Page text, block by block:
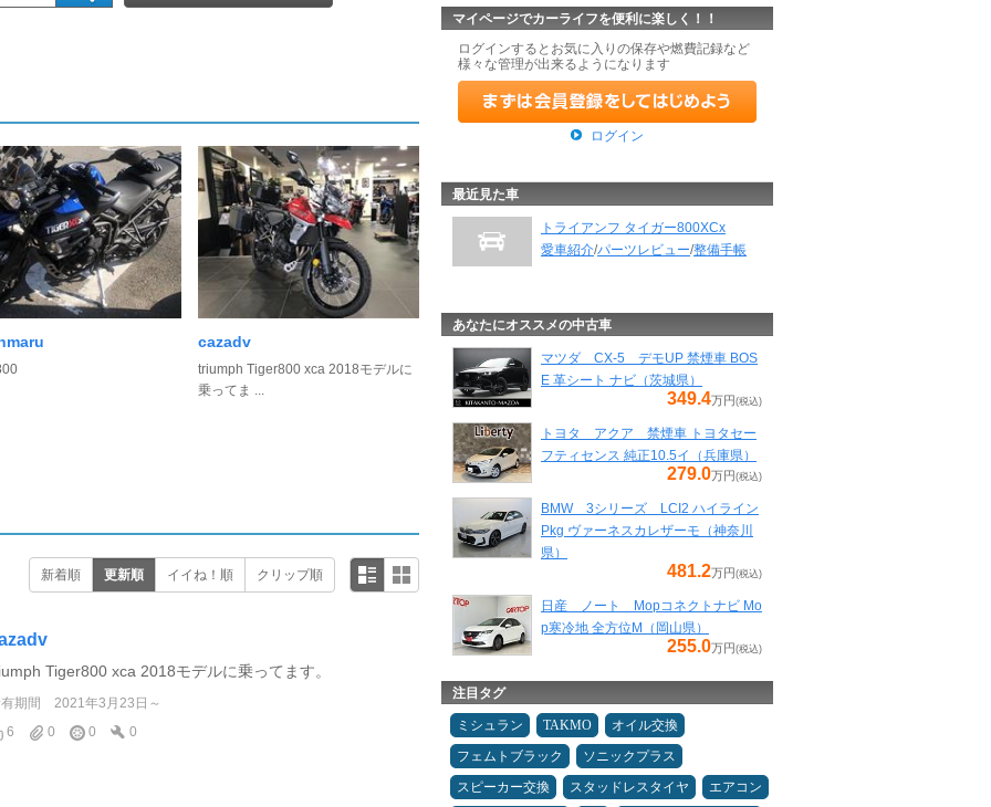
cazadv
triumph Tiger800 xca 2018モデルに
乗ってま ...
新着順 更新順 イイね！順 クリップ順
Tiger800 xca 2018モデルに乗ってます。
期間
2021年3月23日～
6
0 0 0
マイページでカーライフを便利に楽しく！！
ログインするとお気に入りの保存や燃費記録など
様々な管理が出来るようになります
ログイン
最近見た車
トライアンフ タイガー800XCx
愛車紹介/パーツレビュー/整備手帳
あなたにオススメの中古車
マツダ CX-5 デモUP 禁煙車 BOS
E 革シート ナビ（茨城県）
349.4万円 (税込)
トヨタ アクア 禁煙車 トヨタセー
フティセンス 純正10.5イ（兵庫県）
279.0万円 (税込)
BMW 3シリーズ LCI2 ハイライン
Pkg ヴァーネスカレザーモ（神奈川
県）
481.2万円 (税込)
日産 ノート Mopコネクトナビ Mo
p寒冷地 全方位M（岡山県）
255.0万円 (税込)
注目タグ
ミシュラン TAKMO
オイル交換
フェムトブラック
ソニックプラス
スピーカー交換
スタッドレスタイヤ
エアコン